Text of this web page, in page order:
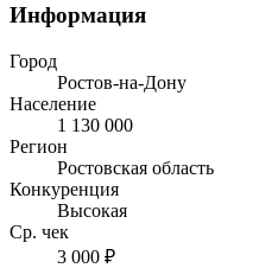
Информация
Город
Ростов-на-Дону
Население
1 130 000
Регион
Ростовская область
Конкуренция
Высокая
Ср. чек
3 000 ₽